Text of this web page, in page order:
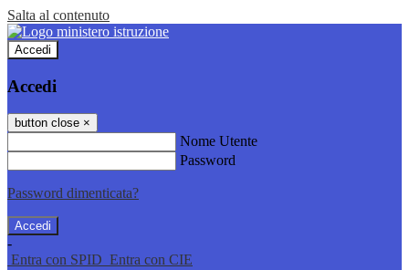
Salta al contenuto
Accedi
Accedi
button close ×
Nome Utente
Password
Password dimenticata?
-
Entra con SPID Entra con CIE